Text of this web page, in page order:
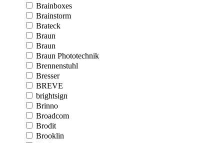
Brainboxes
Brainstorm
Brateck
Braun
Braun
Braun Phototechnik
Brennenstuhl
Bresser
BREVE
brightsign
Brinno
Broadcom
Brodit
Brooklin